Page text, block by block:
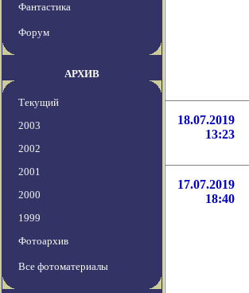
Фантастика
Форум
АРХИВ
Текущий
2003
2002
2001
2000
1999
Фотоархив
Все фотоматериалы
18.07.2019
13:23
17.07.2019
18:40